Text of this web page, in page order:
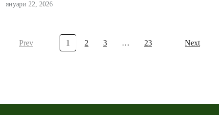
януари 22, 2026
Prev 1 2 3 … 23 Next